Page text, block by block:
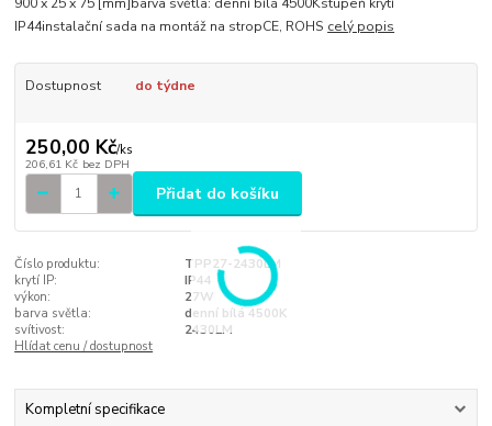
IP44instalační sada na montáž na stropCE, ROHS celý popis
Dostupnost do týdne
250,00 Kč/ks
206,61 Kč bez DPH
Přidat do košíku
Číslo produktu:
TPP27-2430LM
krytí IP:
IP44
výkon:
27W
barva světla:
denní bílá 4500K
svítivost:
2430LM
Hlídat cenu / dostupnost
Kompletní specifikace